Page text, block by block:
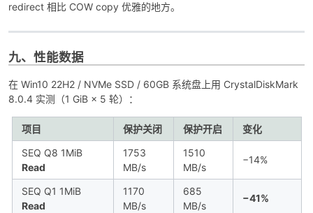
redirect 相比 COW copy 优雅的地方。
九、性能数据
在 Win10 22H2 / NVMe SSD / 60GB 系统盘上用 CrystalDiskMark
8.0.4 实测（1 GiB × 5 轮）：
项目 保护关闭 保护开启
变化
SEQ Q8 1MiB
Read
1753
MB/s
1510
MB/s
−14%
SEQ Q1 1MiB
Read
1170
MB/s
685
MB/s
−41%